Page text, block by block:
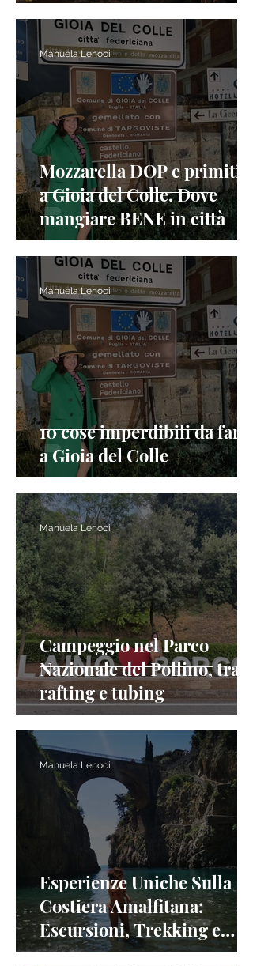
Mozzarella DOP e primitivo
a Gioia del Colle. Dove
mangiare BENE in città
Manuela Lenoci
10 cose imperdibili da fare
a Gioia del Colle
Manuela Lenoci
Campeggio nel Parco
Nazionale del Pollino, tra
rafting e tubing
Manuela Lenoci
Esperienze Uniche Sulla
Costiera Amalfitana:
Escursioni, Trekking e
Avventure
Manuela Lenoci